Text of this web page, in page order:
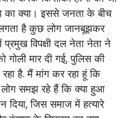
का क्या। इससे जनता के बीच
लगता है कुछ लोग जानबूझकर
विपक्षी दल नेता नेता ने
गोली मार दी गई, पुलिस की
है. मैं मांग कर रहा हूं कि
लोग समझ रहे हैं कि क्या हुआ
दिया, जिस समाज में हत्यारे